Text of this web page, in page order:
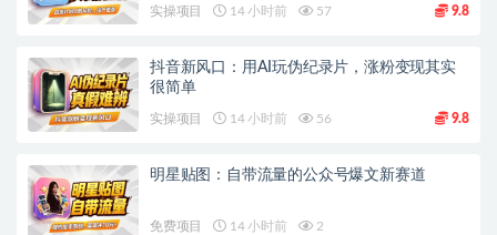
实操项目 14 小时前 57 9.8
抖音新风口：用AI玩伪纪录片，涨粉变现其实
很简单
实操项目 14 小时前 56 9.8
明星贴图：自带流量的公众号爆文新赛道
免费项目 14 小时前 2